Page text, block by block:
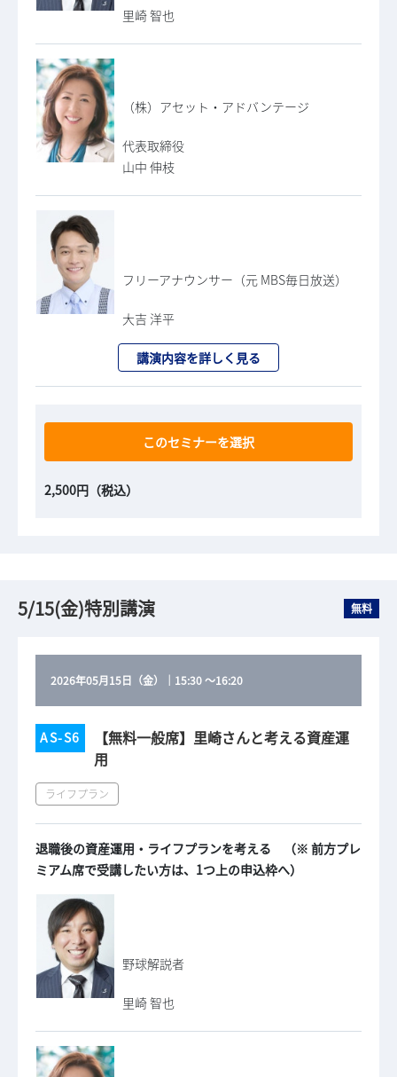
里崎 智也
（株）アセット・アドバンテージ
代表取締役
山中 伸枝
フリーアナウンサー（元 MBS毎日放送）
大吉 洋平
講演内容を詳しく見る
このセミナーを選択
2,500円（税込）
5/15(金)特別講演 無料
2026年05月15日（金） ｜ 15:30～16:20
AS-S6
【無料一般席】里崎さんと考える資産運
用
ライフプラン
退職後の資産運用・ライフプランを考える （※ 前方プレ
ミアム席で受講したい方は、1つ上の申込枠へ）
野球解説者
里崎 智也